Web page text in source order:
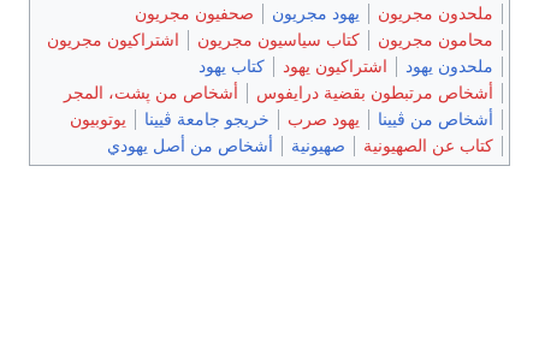
ملحدون مجريون
يهود مجريون
صحفيون مجريون
محامون مجريون
كتاب سياسيون مجريون
اشتراكيون مجريون
ملحدون يهود
اشتراكيون يهود
كتاب يهود
أشخاص مرتبطون بقضية درايفوس
أشخاص من پشت، المجر
أشخاص من ڤيينا
يهود صرب خريجو جامعة ڤيينا
يوتوبيون
كتاب عن الصهيونية
صهيونية أشخاص من أصل يهودي